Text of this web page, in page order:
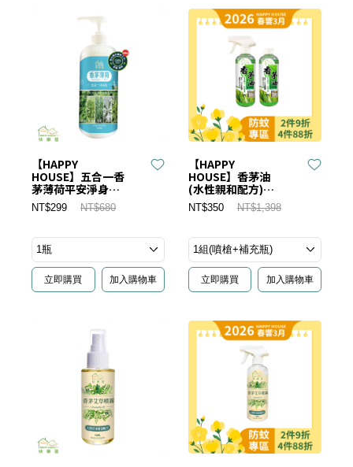
【HAPPY
HOUSE】五合一香
茅薄荷平安淨身沐
浴乳_1000ML
NT$299 NT$680
立即購買 加入購物車
【HAPPY
HOUSE】香茅油
(水性親和配方)
450ML一組(正品
+補充瓶)
NT$350 NT$1,398
立即購買 加入購物車